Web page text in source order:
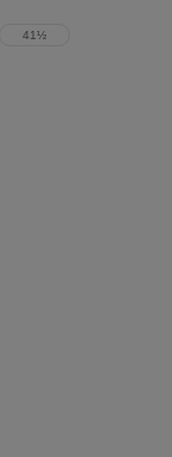
41½